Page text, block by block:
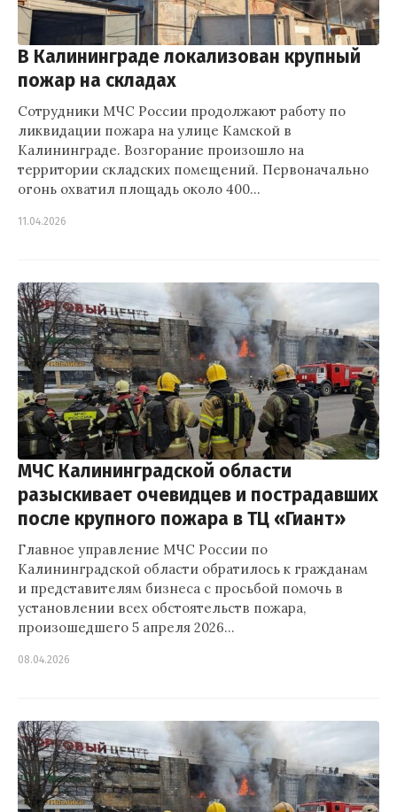
В Калининграде локализован крупный
пожар на складах
Сотрудники МЧС России продолжают работу по
ликвидации пожара на улице Камской в
Калининграде. Возгорание произошло на
территории складских помещений. Первоначально
огонь охватил площадь около 400…
11.04.2026
МЧС Калининградской области
разыскивает очевидцев и пострадавших
после крупного пожара в ТЦ «Гиант»
Главное управление МЧС России по
Калининградской области обратилось к гражданам
и представителям бизнеса с просьбой помочь в
установлении всех обстоятельств пожара,
произошедшего 5 апреля 2026…
08.04.2026